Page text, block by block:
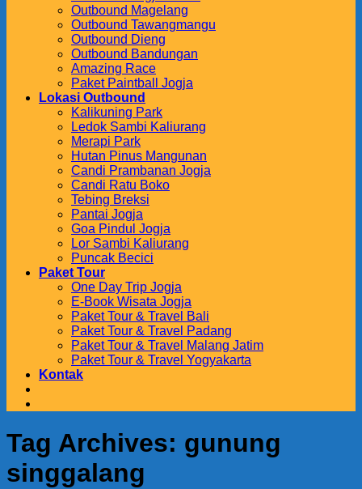
Outbound Magelang
Outbound Tawangmangu
Outbound Dieng
Outbound Bandungan
Amazing Race
Paket Paintball Jogja
Lokasi Outbound
Kalikuning Park
Ledok Sambi Kaliurang
Merapi Park
Hutan Pinus Mangunan
Candi Prambanan Jogja
Candi Ratu Boko
Tebing Breksi
Pantai Jogja
Goa Pindul Jogja
Lor Sambi Kaliurang
Puncak Becici
Paket Tour
One Day Trip Jogja
E-Book Wisata Jogja
Paket Tour & Travel Bali
Paket Tour & Travel Padang
Paket Tour & Travel Malang Jatim
Paket Tour & Travel Yogyakarta
Kontak
Tag Archives: gunung
singgalang